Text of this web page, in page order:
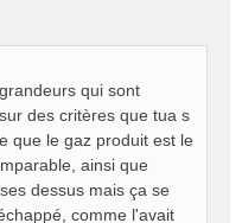
qui sont
des critères que tua s
que le gaz produit est le
ainsi que
dessus mais ça se
comme l'avait